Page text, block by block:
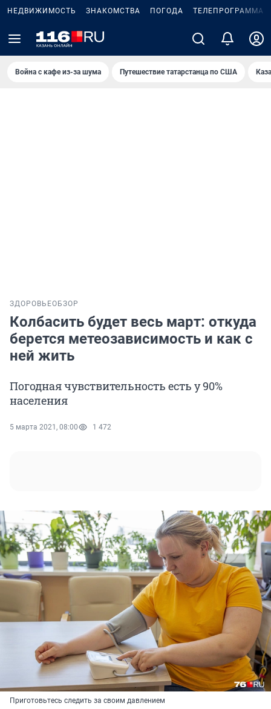
НЕДВИЖИМОСТЬ ЗНАКОМСТВА ПОГОДА ТЕЛЕПРОГРАММА
Война с кафе из-за шума Путешествие татарстанца по США
ЗДОРОВЬЕОБЗОР
Колбасить будет весь март: откуда
берется метеозависимость и как с
ней жить
Погодная чувствительность есть у 90%
населения
5 марта 2021, 08:00 1 472
Приготовьтесь следить за своим давлением